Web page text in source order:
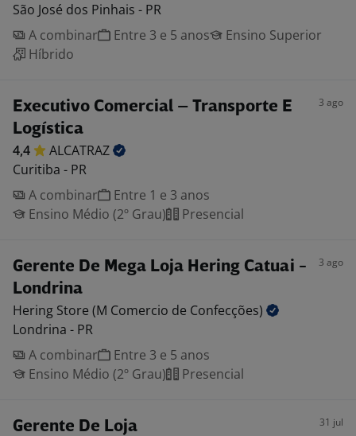
São José dos Pinhais - PR
A combinar
Entre 3 e 5 anos
Ensino Superior
Híbrido
Executivo Comercial – Transporte E
Logística
3 ago
4,4
ALCATRAZ
Curitiba - PR
A combinar
Entre 1 e 3 anos
Ensino Médio (2º Grau)
Presencial
Gerente De Mega Loja Hering Catuai -
Londrina
3 ago
Hering Store (M Comercio de Confecções)
Londrina - PR
A combinar
Entre 3 e 5 anos
Ensino Médio (2º Grau)
Presencial
Gerente De Loja 31 jul